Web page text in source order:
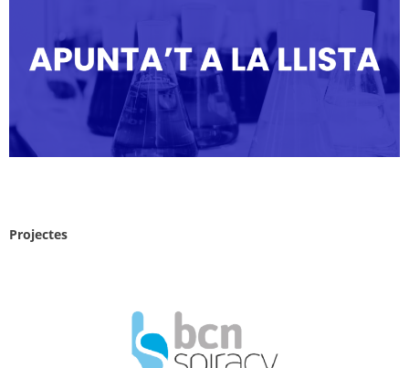
Projectes